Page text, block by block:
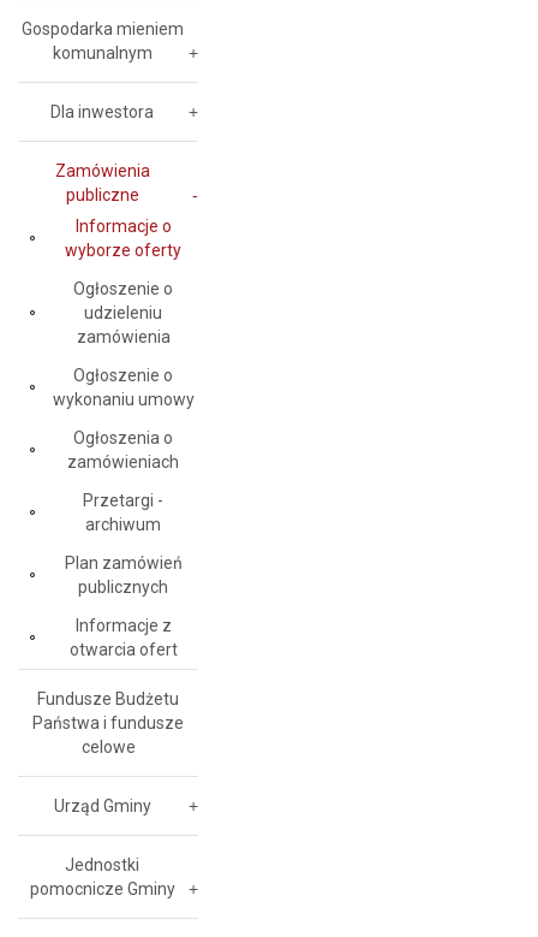
Gospodarka mieniem
komunalnym
Dla inwestora
Zamówienia
publiczne
Informacje o
wyborze oferty
Ogłoszenie o
udzieleniu
zamówienia
Ogłoszenie o
wykonaniu umowy
Ogłoszenia o
zamówieniach
Przetargi -
archiwum
Plan zamówień
publicznych
Informacje z
otwarcia ofert
Fundusze Budżetu
Państwa i fundusze
celowe
Urząd Gminy
Jednostki
pomocnicze Gminy